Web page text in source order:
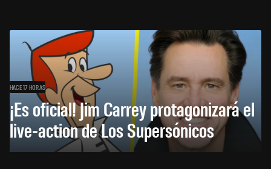
HACE 17 HORAS
¡Es oficial! Jim Carrey protagonizará el
live-action de Los Supersónicos